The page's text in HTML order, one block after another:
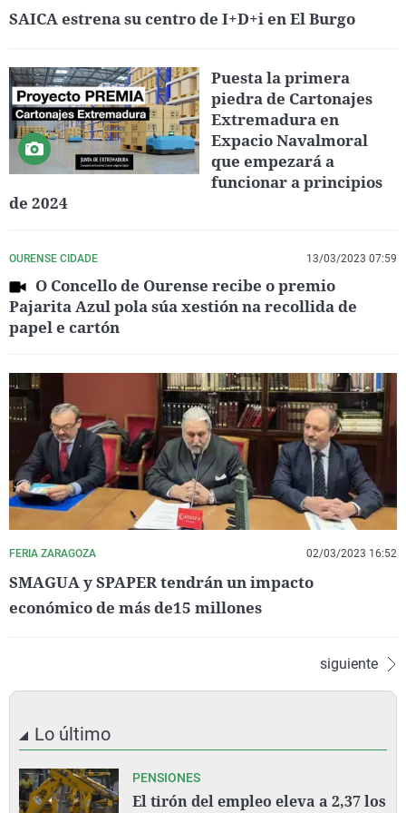
SAICA estrena su centro de I+D+i en El Burgo
Puesta la primera
piedra de Cartonajes
Extremadura en
Expacio Navalmoral
que empezará a
funcionar a principios
de 2024
OURENSE CIDADE 13/03/2023 07:59
O Concello de Ourense recibe o premio
Pajarita Azul pola súa xestión na recollida de
papel e cartón
FERIA ZARAGOZA 02/03/2023 16:52
SMAGUA y SPAPER tendrán un impacto
económico de más de15 millones
siguiente
Lo último
PENSIONES
El tirón del empleo eleva a 2,37 los